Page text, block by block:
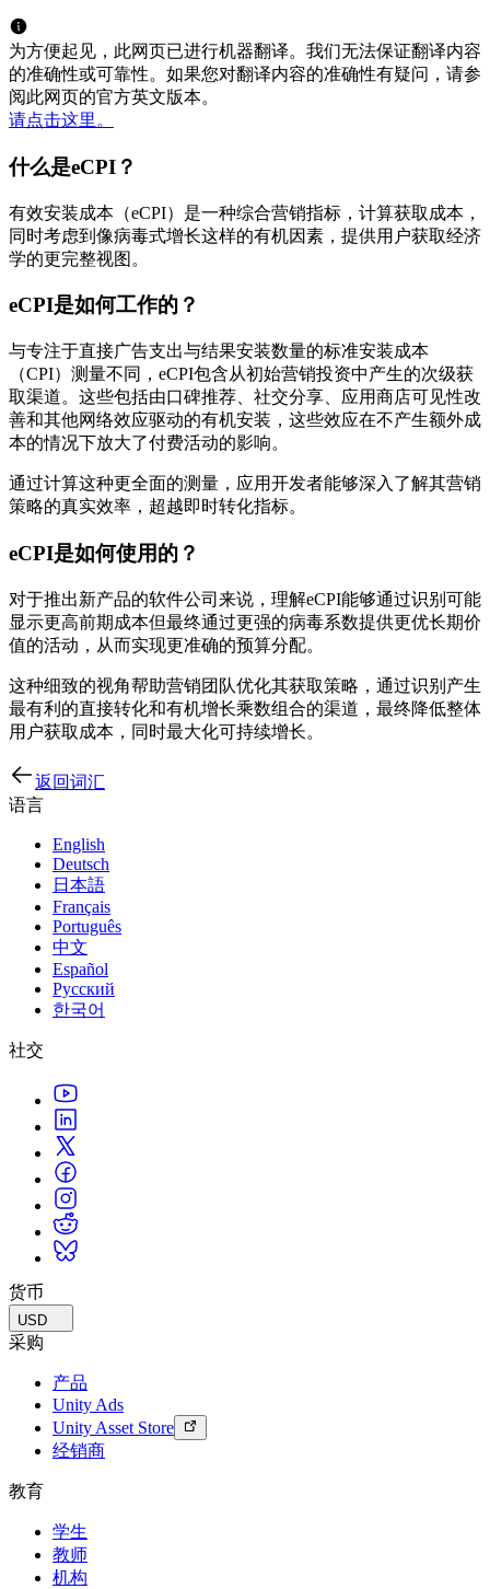
为方便起见，此网页已进行机器翻译。我们无法保证翻译内容
的准确性或可靠性。如果您对翻译内容的准确性有疑问，请参
阅此网页的官方英文版本。
请点击这里。
什么是eCPI？
有效安装成本（eCPI）是一种综合营销指标，计算获取成本，
同时考虑到像病毒式增长这样的有机因素，提供用户获取经济
学的更完整视图。
eCPI是如何工作的？
与专注于直接广告支出与结果安装数量的标准安装成本
（CPI）测量不同，eCPI包含从初始营销投资中产生的次级获
取渠道。这些包括由口碑推荐、社交分享、应用商店可见性改
善和其他网络效应驱动的有机安装，这些效应在不产生额外成
本的情况下放大了付费活动的影响。
通过计算这种更全面的测量，应用开发者能够深入了解其营销
策略的真实效率，超越即时转化指标。
eCPI是如何使用的？
对于推出新产品的软件公司来说，理解eCPI能够通过识别可能
显示更高前期成本但最终通过更强的病毒系数提供更优长期价
值的活动，从而实现更准确的预算分配。
这种细致的视角帮助营销团队优化其获取策略，通过识别产生
最有利的直接转化和有机增长乘数组合的渠道，最终降低整体
用户获取成本，同时最大化可持续增长。
返回词汇
语言
English
Deutsch
日本語
Français
Português
中文
Español
Русский
한국어
社交
货币
USD
采购
产品
Unity Ads
Unity Asset Store
经销商
教育
学生
教师
机构